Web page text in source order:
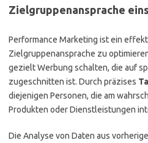
Zielgruppenansprache
Performance Marketing ist ein
Zielgruppenansprache zu
gezielt Werbung schalten, die auf
zugeschnitten ist. Durch präzises
diejenigen Personen, die am
Produkten oder Dienstleistungen
Die Analyse von Daten aus